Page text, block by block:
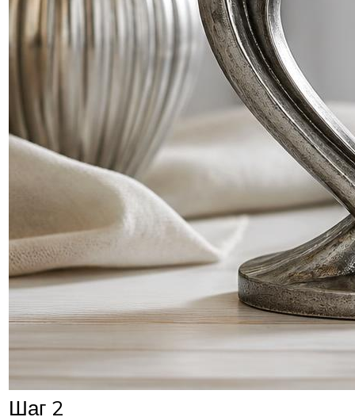
Шаг 2